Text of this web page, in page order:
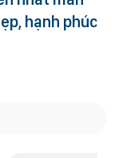
hạnh phúc